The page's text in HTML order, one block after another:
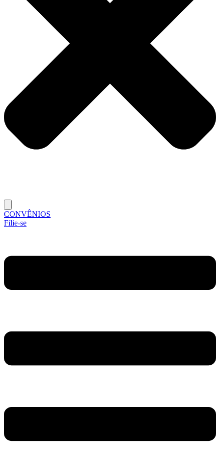
CONVÊNIOS
Filie-se